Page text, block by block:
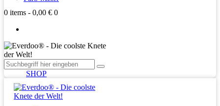
0 items - 0,00 € 0
SHOP